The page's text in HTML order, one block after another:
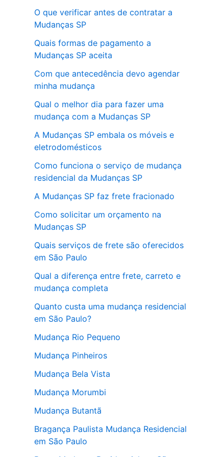
O que verificar antes de contratar a
Mudanças SP
Quais formas de pagamento a
Mudanças SP aceita
Com que antecedência devo agendar
minha mudança
Qual o melhor dia para fazer uma
mudança com a Mudanças SP
A Mudanças SP embala os móveis e
eletrodomésticos
Como funciona o serviço de mudança
residencial da Mudanças SP
A Mudanças SP faz frete fracionado
Como solicitar um orçamento na
Mudanças SP
Quais serviços de frete são oferecidos
em São Paulo
Qual a diferença entre frete, carreto e
mudança completa
Quanto custa uma mudança residencial
em São Paulo?
Mudança Rio Pequeno
Mudança Pinheiros
Mudança Bela Vista
Mudança Morumbi
Mudança Butantã
Bragança Paulista Mudança Residencial
em São Paulo